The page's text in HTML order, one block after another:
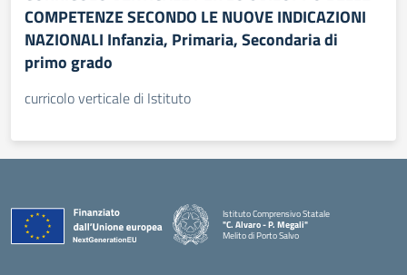
COMPETENZE SECONDO LE NUOVE INDICAZIONI
NAZIONALI Infanzia, Primaria, Secondaria di
primo grado
curricolo verticale di Istituto
Istituto Comprensivo Statale
"C. Alvaro - P. Megali"
Melito di Porto Salvo